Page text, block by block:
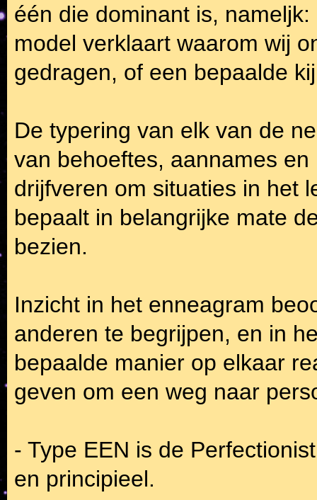
één die dominant is,
model verklaart waarom wij
gedragen, of een bepaalde
De typering van elk van de
van behoeftes, aannames
drijfveren om situaties in het
bepaalt in belangrijke mate
bezien.
Inzicht in het enneagram
anderen te begrijpen, en in
bepaalde manier op elkaar
geven om een weg naar
- Type EEN is de
en principieel.